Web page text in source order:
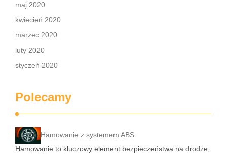
maj 2020
kwiecień 2020
marzec 2020
luty 2020
styczeń 2020
Polecamy
Hamowanie z systemem ABS
Hamowanie to kluczowy element bezpieczeństwa na drodze,